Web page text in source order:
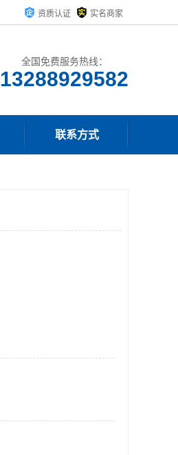
资质认证 实名商家
全国免费服务热线：
13288929582
联系方式